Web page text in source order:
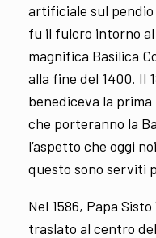
artificiale sul
fu il fulcro intorno
magnifica Basilica
alla fine del 1400. Il
benediceva la
che porteranno la
l’aspetto che oggi
questo sono serviti
Nel 1586, Papa
traslato al centro